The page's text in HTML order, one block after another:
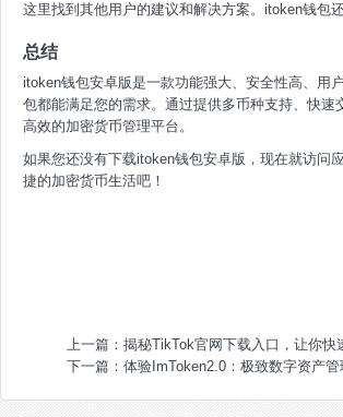
这里找到其他用户的建议和解决方案。itoken钱包
总结
itoken钱包安卓版是一款功能强大、安全性高、用
包都能满足您的需求。通过提供多币种支持、快
高效的加密货币管理平台。
如果您还没有下载itoken钱包安卓版，现在就访问
捷的加密货币生活吧！
上一篇： 揭秘TikTok官网下载入口，让你快
下一篇： 体验ImToken2.0：极致数字资产